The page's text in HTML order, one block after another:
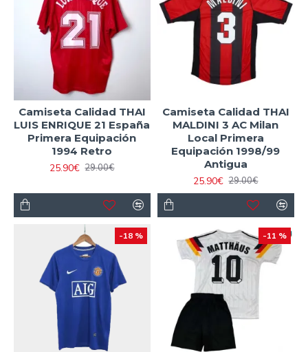
Camiseta Calidad THAI
LUIS ENRIQUE 21 España
Primera Equipación
1994 Retro
25.90€ 29.00€
Camiseta Calidad THAI
MALDINI 3 AC Milan
Local Primera
Equipación 1998/99
Antigua
25.90€ 29.00€
-18 % -11 %